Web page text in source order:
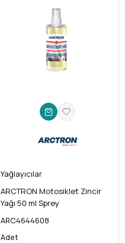
Yağlayıcılar
ARCTRON Motosiklet Zincir
Yağı 50 ml Sprey
ARC4644608
Adet